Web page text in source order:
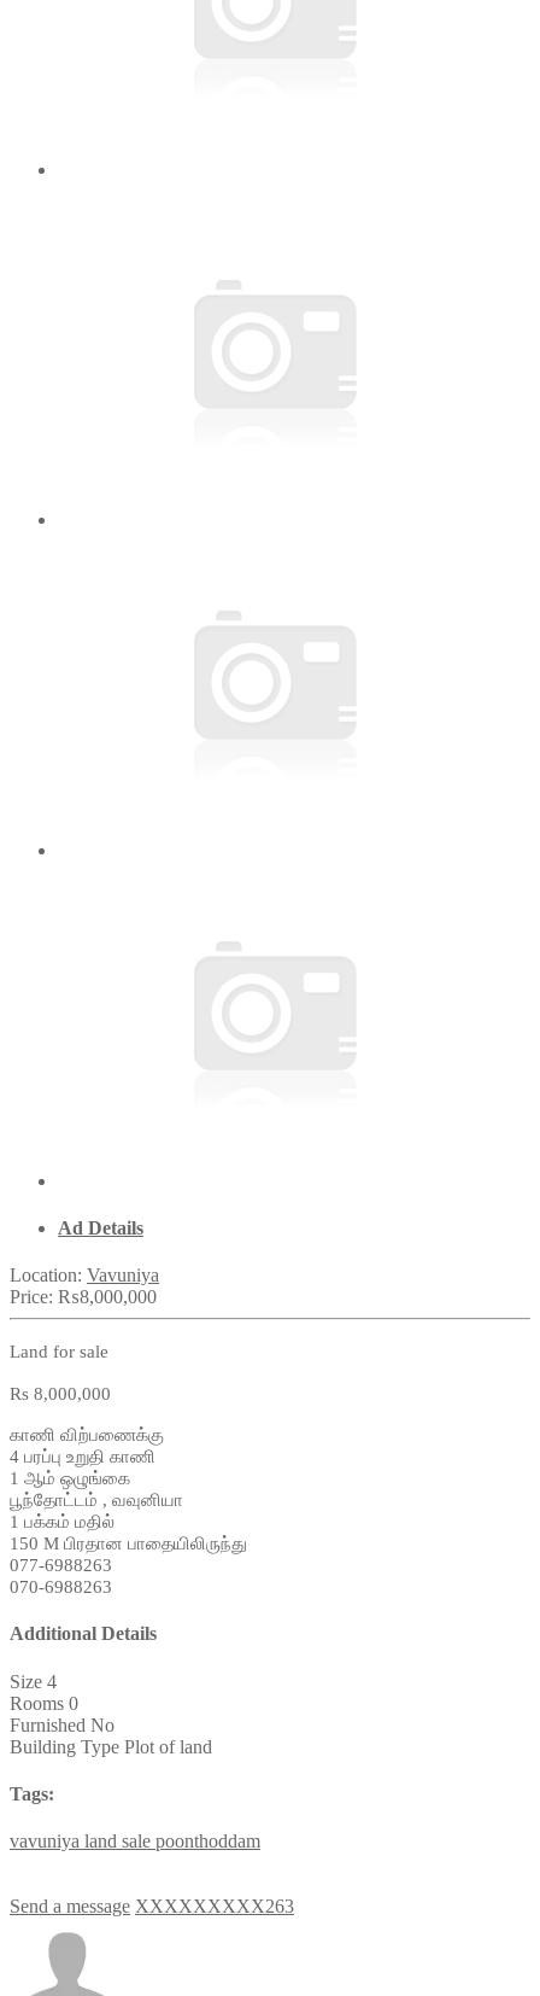
Ad Details
Location: Vavuniya
Price: ₨8,000,000
Land for sale
Rs 8,000,000
காணி விற்பணைக்கு
4 பரப்பு உறுதி காணி
1 ஆம் ஒழுங்கை
பூந்தோட்டம் , வவுனியா
1 பக்கம் மதில்
150 M பிரதான பாதையிலிருந்து
077-6988263
070-6988263
Additional Details
Size 4
Rooms 0
Furnished No
Building Type Plot of land
Tags:
vavuniya land sale poonthoddam
Send a message XXXXXXXXX263